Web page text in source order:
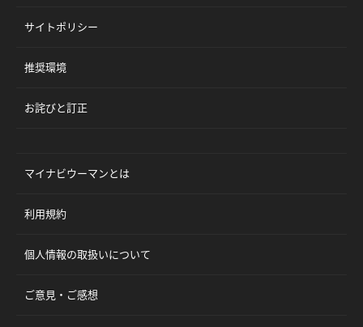
サイトポリシー
推奨環境
お詫びと訂正
マイナビウーマンとは
利用規約
個人情報の取扱いについて
ご意見・ご感想